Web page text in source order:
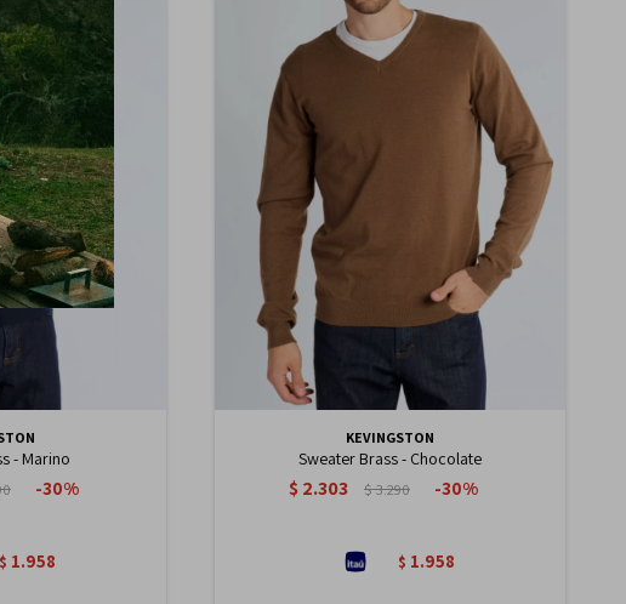
- Marino
30
$ 1.958
KEVINGSTON
Sweater Brass - Chocolate
$2.303 $3.290 30
$ 1.958